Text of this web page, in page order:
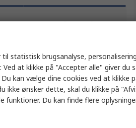
Generel
statistisk brugsanalyse,
at klikke på "Accepter alle" giver du
kan vælge dine cookies ved at klikke
ikke ønsker dette, skal du klikke på
Du kan finde flere